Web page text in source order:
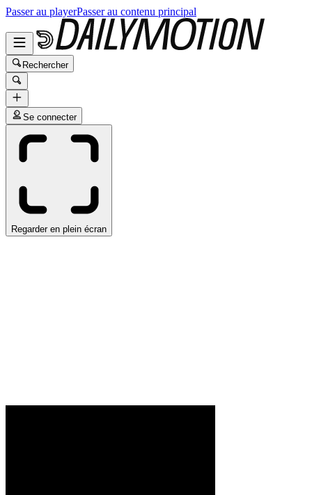
Passer au playerPasser au contenu principal
Rechercher
Se connecter
Regarder en plein écran